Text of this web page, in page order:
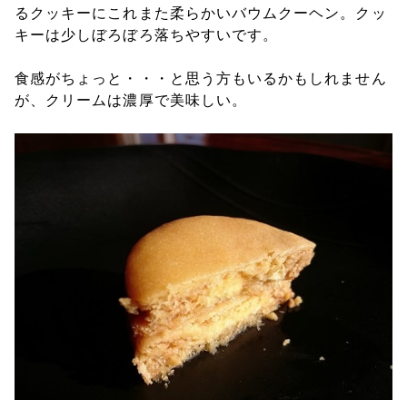
るクッキーにこれまた柔らかいバウムクーヘン。クッ
キーは少しぼろぼろ落ちやすいです。
食感がちょっと・・・と思う方もいるかもしれません
が、クリームは濃厚で美味しい。